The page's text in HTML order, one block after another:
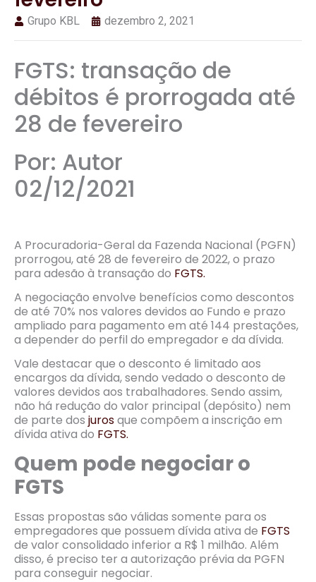
Grupo KBL dezembro 2, 2021
FGTS: transação de
débitos é prorrogada até
28 de fevereiro
Por: Autor
02/12/2021
A Procuradoria-Geral da Fazenda Nacional (PGFN)
prorrogou, até 28 de fevereiro de 2022, o prazo
para adesão à transação do FGTS.
A negociação envolve benefícios como descontos
de até 70% nos valores devidos ao Fundo e prazo
ampliado para pagamento em até 144 prestações,
a depender do perfil do empregador e da dívida.
Vale destacar que o desconto é limitado aos
encargos da dívida, sendo vedado o desconto de
valores devidos aos trabalhadores. Sendo assim,
não há redução do valor principal (depósito) nem
de parte dos jurosque compõem a inscrição em
dívida ativa do FGTS.
Quem pode negociar o
FGTS
Essas propostas são válidas somente para os
empregadores que possuem dívida ativa de FGTS
de valor consolidado inferior a R$ 1 milhão. Além
disso, é preciso ter a autorização prévia da PGFN
para conseguir negociar.